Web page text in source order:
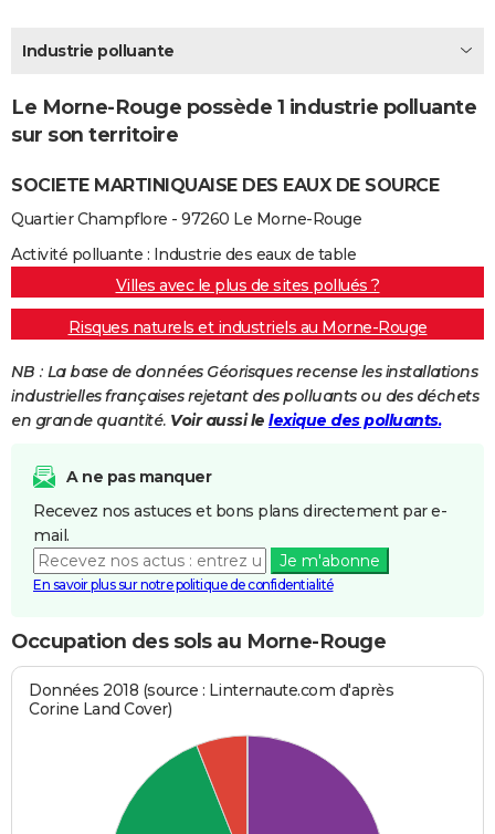
BONS PLANS
Dictionnaire
Biographies
Citations
Expressions
Proverbes
PROGRAMME TV
COPAINS D'AVANT
S'inscrire
Se connecter
Primaires
Universités
Entreprises
Service militaire
Avis de recherche
AVIS DE DÉCÈS
Bricolage
Lifestyle
Culture
Sport
Auto
Television
Voyage
Cinema
Industrie polluante
Le Morne-Rouge possède 1 industrie polluante
sur son territoire
SOCIETE MARTINIQUAISE DES EAUX DE SOURCE
Quartier Champflore - 97260 Le Morne-Rouge
Activité polluante : Industrie des eaux de table
Villes avec le plus de sites pollués ?
Risques naturels et industriels au Morne-Rouge
NB : La base de données Géorisques recense les installations
industrielles françaises rejetant des polluants ou des déchets
en grande quantité. Voir aussi le lexique des polluants.
A ne pas manquer
Recevez nos astuces et bons plans directement par e-
mail.
Je m'abonne
En savoir plus sur notre politique de confidentialité
Occupation des sols au Morne-Rouge
Données 2018 (source : Linternaute.com d'après
Corine Land Cover)